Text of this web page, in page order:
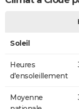
Soleil
Heures
d'ensoleillement
Moyenne